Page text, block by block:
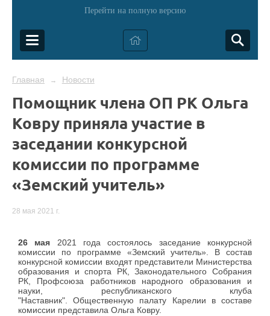
Перейти на полную версию
Главная → Новости
Помощник члена ОП РК Ольга
Ковру приняла участие в
заседании конкурсной
комиссии по программе
«Земский учитель»
28 мая 2021 г.
26 мая 2021 года состоялось заседание конкурсной
комиссии по программе «Земский учитель». В состав
конкурсной комиссии входят представители Министерства
образования и спорта РК, Законодательного Собрания
РК, Профсоюза работников народного образования и
науки, республиканского клуба
"Наставник". Общественную палату Карелии в составе
комиссии представила Ольга Ковру.